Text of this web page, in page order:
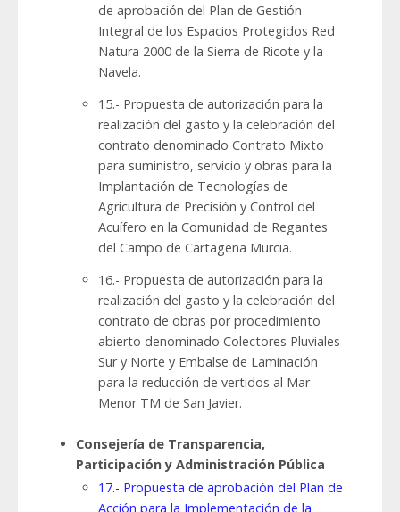
de aprobación del Plan de Gestión
Integral de los Espacios Protegidos Red
Natura 2000 de la Sierra de Ricote y la
Navela.
15.- Propuesta de autorización para la
realización del gasto y la celebración del
contrato denominado Contrato Mixto
para suministro, servicio y obras para la
Implantación de Tecnologías de
Agricultura de Precisión y Control del
Acuífero en la Comunidad de Regantes
del Campo de Cartagena Murcia.
16.- Propuesta de autorización para la
realización del gasto y la celebración del
contrato de obras por procedimiento
abierto denominado Colectores Pluviales
Sur y Norte y Embalse de Laminación
para la reducción de vertidos al Mar
Menor TM de San Javier.
Consejería de Transparencia,
Participación y Administración Pública
17.- Propuesta de aprobación del Plan de
Acción para la Implementación de la